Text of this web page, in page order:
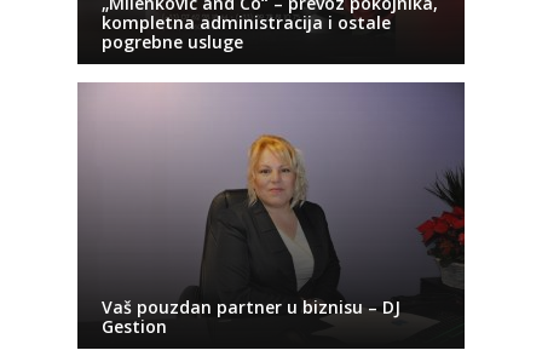
kompletna administracija i ostale
pogrebne usluge
Vaš pouzdan partner u biznisu – DJ
Gestion